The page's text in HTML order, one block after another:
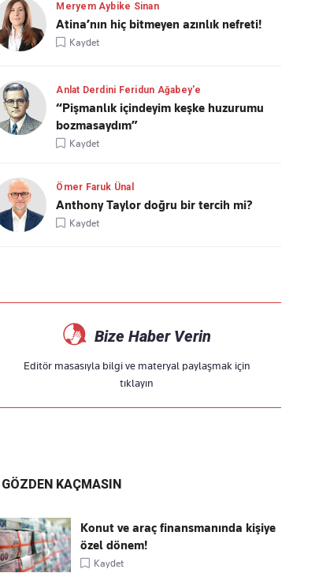
Meryem Aybike Sinan
Atina’nın hiç bitmeyen azınlık nefreti!
Kaydet
Anlat Derdini Feridun Ağabey'e
“Pişmanlık içindeyim keşke huzurumu
bozmasaydım”
Kaydet
Ömer Faruk Ünal
Anthony Taylor doğru bir tercih mi?
Kaydet
Bize Haber Verin
Editör masasıyla bilgi ve materyal paylaşmak için
tıklayın
GÖZDEN KAÇMASIN
Konut ve araç finansmanında kişiye
özel dönem!
Kaydet